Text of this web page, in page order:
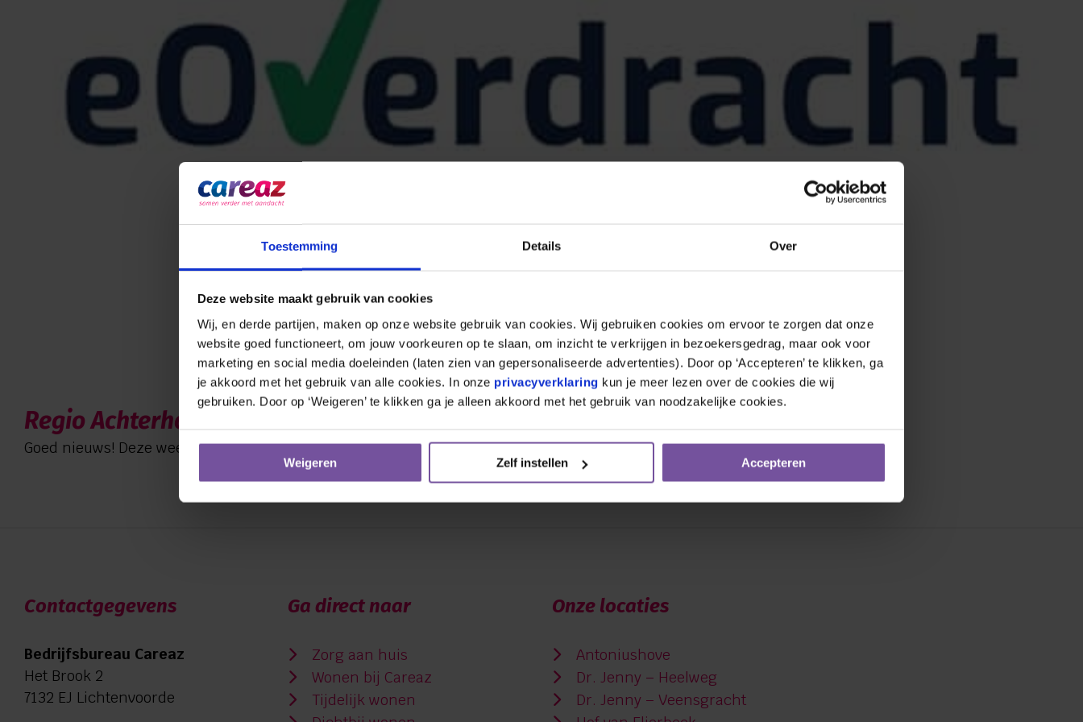
Toestemming Details Over
Deze website maakt gebruik van cookies
Wij, en derde partijen, maken op onze website gebruik van cookies. Wij gebruiken cookies om ervoor te zorgen dat onze
website goed functioneert, om jouw voorkeuren op te slaan, om inzicht te verkrijgen in bezoekersgedrag, maar ook voor
marketing en social media doeleinden (laten zien van gepersonaliseerde advertenties). Door op ‘Accepteren’ te klikken, ga
je akkoord met het gebruik van alle cookies. In onze privacyverklaring kun je meer lezen over de cookies die wij
gebruiken. Door op ‘Weigeren’ te klikken ga je alleen akkoord met het gebruik van noodzakelijke cookies.
Weigeren Zelf instellen Accepteren
Regio Achterhoek live met eOverdracht tussen VVT en ziekenhuizen
Goed nieuws! Deze week starten negen deelnemende ...
Contactgegevens
Bedrijfsbureau Careaz
Het Brook 2
7132 EJ Lichtenvoorde
Ga direct naar
Zorg aan huis
Wonen bij Careaz
Tijdelijk wonen
Onze locaties
Antoniushove
Dr. Jenny – Heelweg
Dr. Jenny – Veensgracht